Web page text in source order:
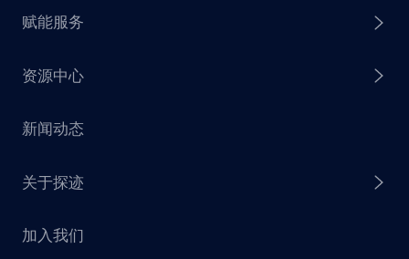
探迹 AI 拓客
探迹 AI 集客
探迹 AI 触达
探迹 AI CRM
赋能服务
芒种行动
赋能计划
资源中心
销售干货
探迹大数据研究院
新闻动态
关于探迹
企业介绍
加入我们